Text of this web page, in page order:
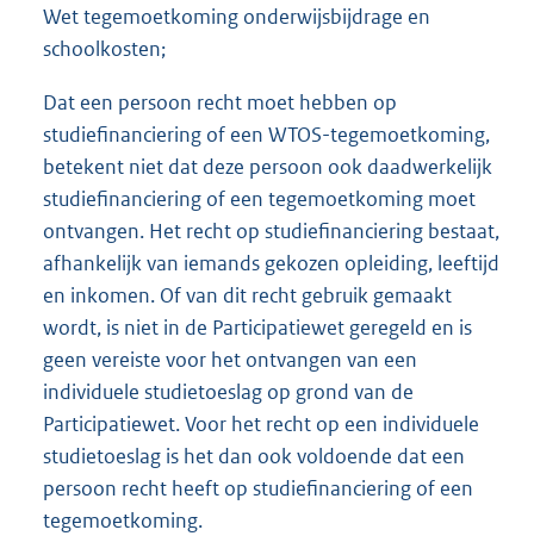
Wet tegemoetkoming onderwijsbijdrage en
schoolkosten;
Dat een persoon recht moet hebben op
studiefinanciering of een WTOS-tegemoetkoming,
betekent niet dat deze persoon ook daadwerkelijk
studiefinanciering of een tegemoetkoming moet
ontvangen. Het recht op studiefinanciering bestaat,
afhankelijk van iemands gekozen opleiding, leeftijd
en inkomen. Of van dit recht gebruik gemaakt
wordt, is niet in de Participatiewet geregeld en is
geen vereiste voor het ontvangen van een
individuele studietoeslag op grond van de
Participatiewet. Voor het recht op een individuele
studietoeslag is het dan ook voldoende dat een
persoon recht heeft op studiefinanciering of een
tegemoetkoming.